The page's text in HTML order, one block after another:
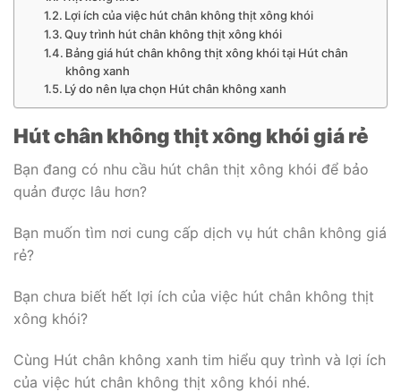
Lợi ích của việc hút chân không thịt xông khói
Quy trình hút chân không thịt xông khói
Bảng giá hút chân không thịt xông khói tại Hút chân
không xanh
Lý do nên lựa chọn Hút chân không xanh
Hút chân không thịt xông khói giá rẻ
Bạn đang có nhu cầu hút chân thịt xông khói để bảo
quản được lâu hơn?
Bạn muốn tìm nơi cung cấp dịch vụ hút chân không giá
rẻ?
Bạn chưa biết hết lợi ích của việc hút chân không thịt
xông khói?
Cùng Hút chân không xanh tim hiểu quy trình và lợi ích
của việc hút chân không thịt xông khói nhé.